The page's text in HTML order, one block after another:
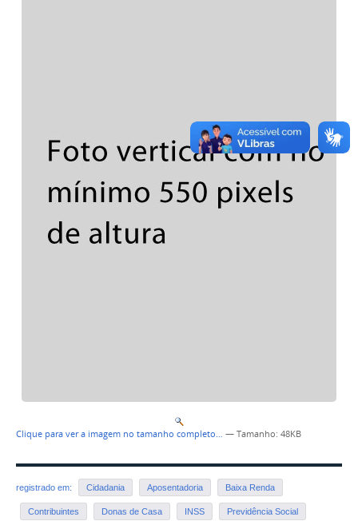
Clique para ver a imagem no tamanho completo… — Tamanho: 48KB
registrado em: Cidadania Aposentadoria Baixa Renda
Contribuintes Donas de Casa INSS Previdência Social